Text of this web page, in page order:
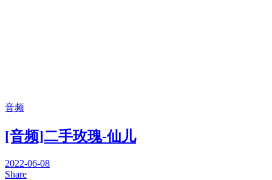
音频
[音频]二手玫瑰-仙儿
2022-06-08
Share